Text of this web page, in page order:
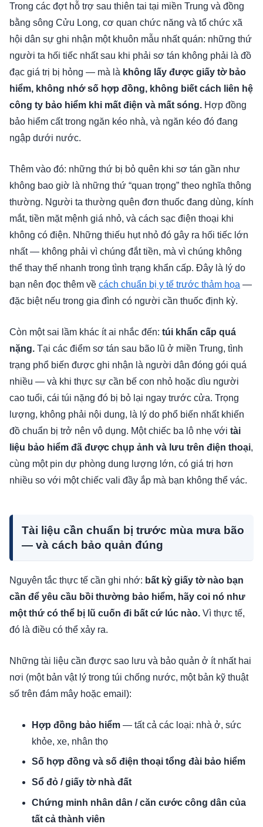
Trong các đợt hỗ trợ sau thiên tai tại miền Trung và đồng
bằng sông Cửu Long, cơ quan chức năng và tổ chức xã
hội dân sự ghi nhận một khuôn mẫu nhất quán: những thứ
người ta hối tiếc nhất sau khi phải sơ tán không phải là đồ
đạc giá trị bị hỏng — mà là không lấy được giấy tờ bảo
hiểm, không nhớ số hợp đồng, không biết cách liên hệ
công ty bảo hiểm khi mất điện và mất sóng. Hợp đồng
bảo hiểm cất trong ngăn kéo nhà, và ngăn kéo đó đang
ngập dưới nước.
Thêm vào đó: những thứ bị bỏ quên khi sơ tán gần như
không bao giờ là những thứ “quan trọng” theo nghĩa thông
thường. Người ta thường quên đơn thuốc đang dùng, kính
mắt, tiền mặt mệnh giá nhỏ, và cách sạc điện thoại khi
không có điện. Những thiếu hụt nhỏ đó gây ra hối tiếc lớn
nhất — không phải vì chúng đắt tiền, mà vì chúng không
thể thay thế nhanh trong tình trạng khẩn cấp. Đây là lý do
bạn nên đọc thêm về cách chuẩn bị y tế trước thảm họa —
đặc biệt nếu trong gia đình có người cần thuốc định kỳ.
Còn một sai lầm khác ít ai nhắc đến: túi khẩn cấp quá
nặng. Tại các điểm sơ tán sau bão lũ ở miền Trung, tình
trạng phổ biến được ghi nhận là người dân đóng gói quá
nhiều — và khi thực sự cần bế con nhỏ hoặc dìu người
cao tuổi, cái túi nặng đó bị bỏ lại ngay trước cửa. Trọng
lượng, không phải nội dung, là lý do phổ biến nhất khiến
đồ chuẩn bị trở nên vô dụng. Một chiếc ba lô nhẹ với tài
liệu bảo hiểm đã được chụp ảnh và lưu trên điện thoại,
cùng một pin dự phòng dung lượng lớn, có giá trị hơn
nhiều so với một chiếc vali đầy ắp mà bạn không thể vác.
Tài liệu cần chuẩn bị trước mùa mưa bão
— và cách bảo quản đúng
Nguyên tắc thực tế cần ghi nhớ: bất kỳ giấy tờ nào bạn
cần để yêu cầu bồi thường bảo hiểm, hãy coi nó như
một thứ có thể bị lũ cuốn đi bất cứ lúc nào. Vì thực tế,
đó là điều có thể xảy ra.
Những tài liệu cần được sao lưu và bảo quản ở ít nhất hai
nơi (một bản vật lý trong túi chống nước, một bản kỹ thuật
số trên đám mây hoặc email):
Hợp đồng bảo hiểm — tất cả các loại: nhà ở, sức
khỏe, xe, nhân thọ
Số hợp đồng và số điện thoại tổng đài bảo hiểm
Sổ đỏ / giấy tờ nhà đất
Chứng minh nhân dân / căn cước công dân của
tất cả thành viên